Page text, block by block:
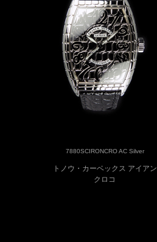
7880SCIRONCRO AC Silver
トノウ・カーベックス アイアン
クロコ